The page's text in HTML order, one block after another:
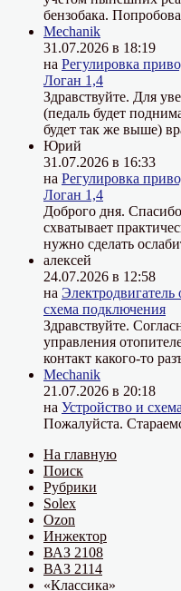
бензобака.
Mechanik
31.07.2026 в 18:19
на Регулировка
Логан 1,4
Здравствуйте. Для
(педаль будет
будет так же выше)
Юрий
31.07.2026 в 16:33
на Регулировка
Логан 1,4
Доброго дня.
схватывает
нужно сделать
алексей
24.07.2026 в 12:58
на
схема подключения
Здравствуйте.
управления
контакт какого-то
Mechanik
21.07.2026 в 20:18
на Устройство и
Пожалуйста.
На главную
Поиск
Рубрики
Solex
Ozon
Инжектор
ВАЗ 2108
ВАЗ 2114
«Классика»